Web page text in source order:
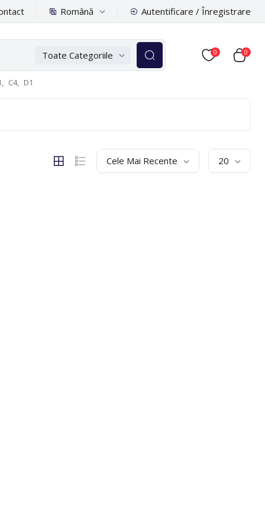
Română Autentificare / Înregistrare
Toate Categoriile
C4, D1
0 0
Cele Mai Recente 20